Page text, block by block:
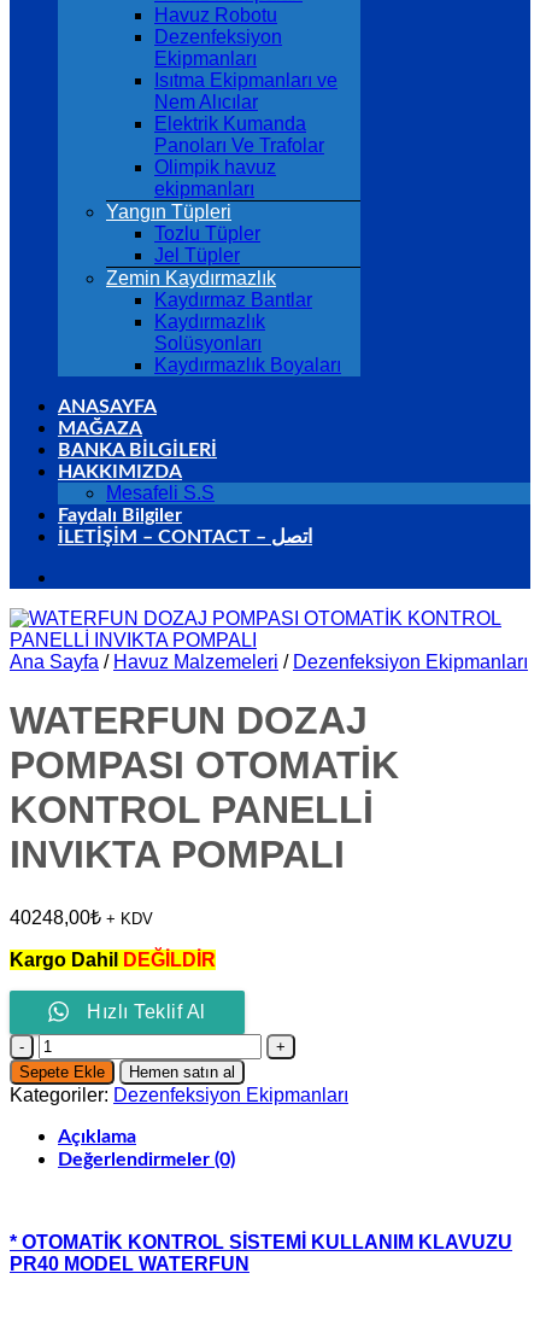
Havuz Robotu
Dezenfeksiyon
Ekipmanları
Isıtma Ekipmanları ve
Nem Alıcılar
Elektrik Kumanda
Panoları Ve Trafolar
Olimpik havuz
ekipmanları
Yangın Tüpleri
Tozlu Tüpler
Jel Tüpler
Zemin Kaydırmazlık
Kaydırmaz Bantlar
Kaydırmazlık
Solüsyonları
Kaydırmazlık Boyaları
ANASAYFA
MAĞAZA
BANKA BİLGİLERİ
HAKKIMIZDA
Mesafeli S.S
Faydalı Bilgiler
İLETİŞİM – CONTACT – اتصل
Ana Sayfa / Havuz Malzemeleri / Dezenfeksiyon Ekipmanları
WATERFUN DOZAJ
POMPASI OTOMATİK
KONTROL PANELLİ
INVIKTA POMPALI
40248,00₺ + KDV
Kargo Dahil DEĞİLDİR
Hızlı Teklif Al
WATERFUN
DOZAJ
POMPASI
OTOMATİK
KONTROL
PANELLİ
INVIKTA
Sepete Ekle Hemen satın al
Kategoriler: Dezenfeksiyon Ekipmanları
Açıklama
Değerlendirmeler (0)
* OTOMATİK KONTROL SİSTEMİ KULLANIM KLAVUZU
PR40 MODEL WATERFUN